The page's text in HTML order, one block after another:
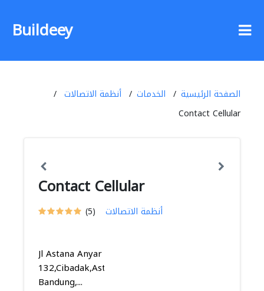
Buildeey
الصفحة الرئيسية الخدمات
أنظمة الاتصالات
Contact Cellular
Contact Cellular
(5) أنظمة الاتصالات
Jl Astana Anyar
132,Cibadak,Astanaanyar,
Bandung,...